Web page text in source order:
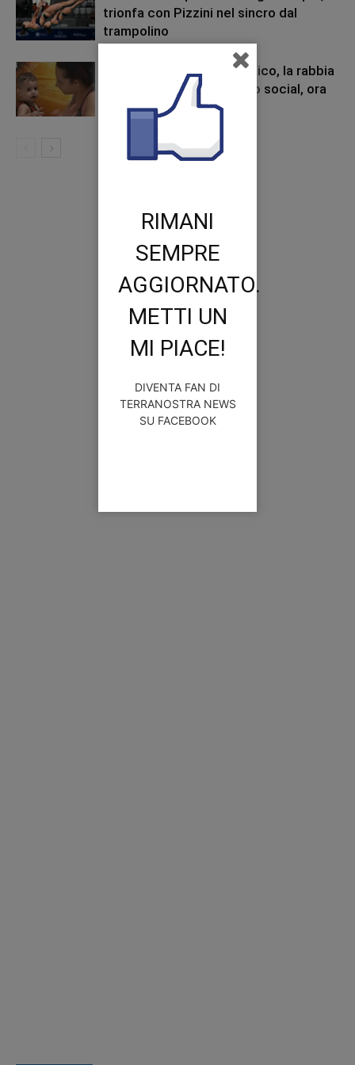
trionfa con Pizzini nel sincro dal
trampolino
Morte del piccolo Domenico, la rabbia
della mamma: “Basta odio social, ora
denuncio”
RIMANI
SEMPRE
AGGIORNATO.
METTI UN
MI PIACE!
DIVENTA FAN DI
TERRANOSTRA NEWS
SU FACEBOOK